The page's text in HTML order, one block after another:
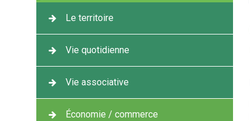
Le territoire
Vie quotidienne
Vie associative
Économie / commerce